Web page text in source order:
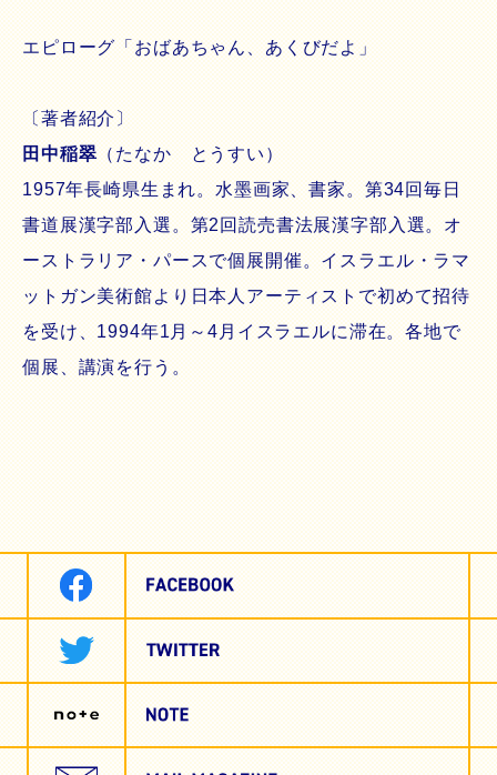
エピローグ「おばあちゃん、あくびだよ」
〔著者紹介〕
田中稲翠（たなか とうすい）
1957年長崎県生まれ。水墨画家、書家。第34回毎日
書道展漢字部入選。第2回読売書法展漢字部入選。オ
ーストラリア・パースで個展開催。イスラエル・ラマ
ットガン美術館より日本人アーティストで初めて招待
を受け、1994年1月～4月イスラエルに滞在。各地で
個展、講演を行う。